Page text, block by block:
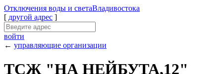
Отключения воды и светаВладивостока
[ другой адрес ]
войти
← управляющие организации
ТСЖ "НА НЕЙБУТА,12"